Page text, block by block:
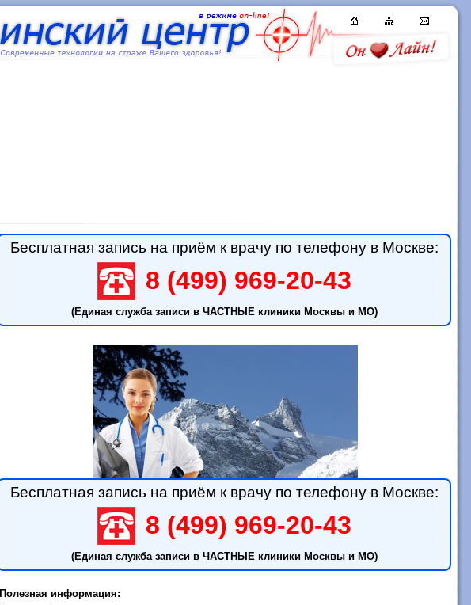
Бесплатная запись на приём к врачу по телефону в Москве:
8 (499) 969-20-43
(Единая служба записи в ЧАСТНЫЕ клиники Москвы и МО)
Бесплатная запись на приём к врачу по телефону в Москве:
8 (499) 969-20-43
(Единая служба записи в ЧАСТНЫЕ клиники Москвы и МО)
Полезная информация: